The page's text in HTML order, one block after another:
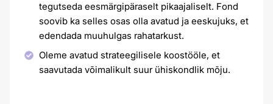
tegutseda eesmärgipäraselt pikaajaliselt. Fond
soovib ka selles osas olla avatud ja eeskujuks, et
edendada muuhulgas rahatarkust.
Oleme avatud strateegilisele koostööle, et
saavutada võimalikult suur ühiskondlik mõju.